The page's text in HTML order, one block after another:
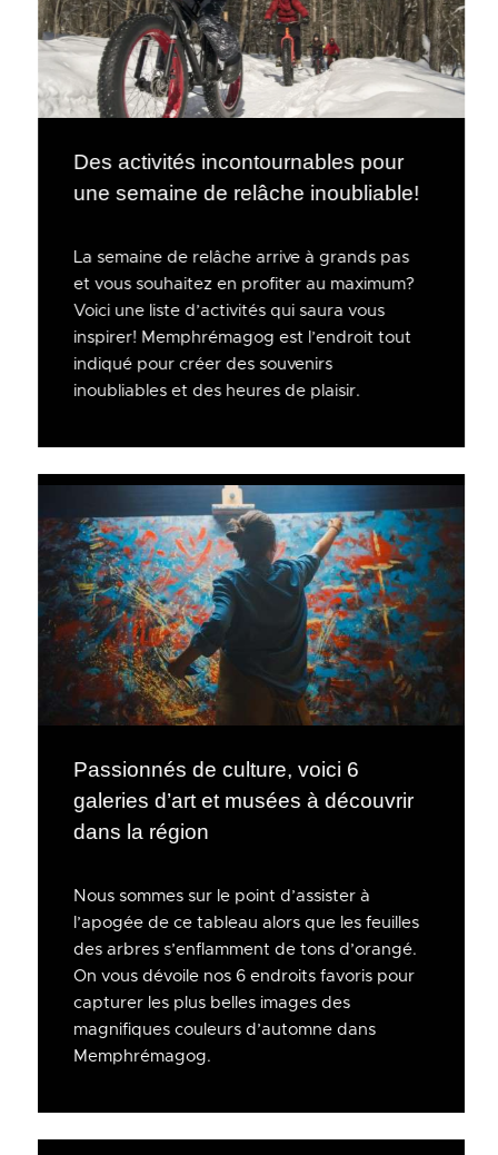
Des activités incontournables pour
une semaine de relâche inoubliable!
La semaine de relâche arrive à grands pas
et vous souhaitez en profiter au maximum?
Voici une liste d’activités qui saura vous
inspirer! Memphrémagog est l’endroit tout
indiqué pour créer des souvenirs
inoubliables et des heures de plaisir.
Passionnés de culture, voici 6
galeries d’art et musées à découvrir
dans la région
Nous sommes sur le point d’assister à
l’apogée de ce tableau alors que les feuilles
des arbres s’enflamment de tons d’orangé.
On vous dévoile nos 6 endroits favoris pour
capturer les plus belles images des
magnifiques couleurs d’automne dans
Memphrémagog.